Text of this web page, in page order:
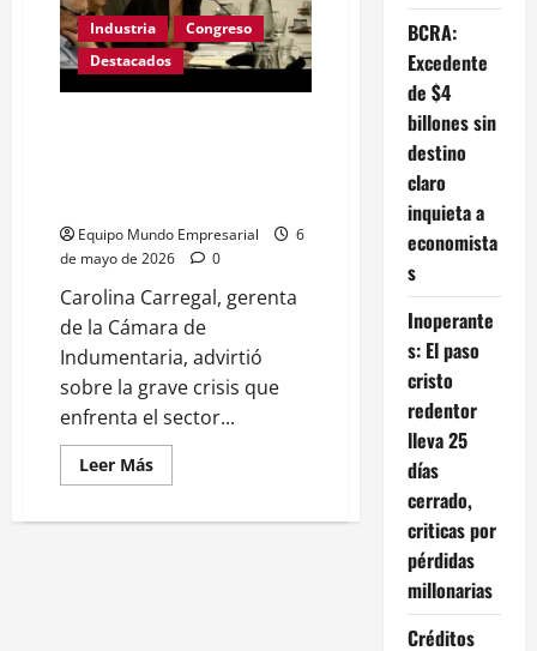
privatización
más
importante
de
la
era
Industria
Congreso
Destacados
Equipo Mundo Empresarial
6
de mayo de 2026
0
Carolina Carregal, gerenta
de la Cámara de
Indumentaria, advirtió
sobre la grave crisis que
enfrenta el sector...
Leer MásLeer
más
«No
BCRA:
Excedente
de $4
billones sin
destino
claro
inquieta a
economista
s
Inoperante
s: El paso
cristo
redentor
lleva 25
días
cerrado,
criticas por
pérdidas
millonarias
Créditos